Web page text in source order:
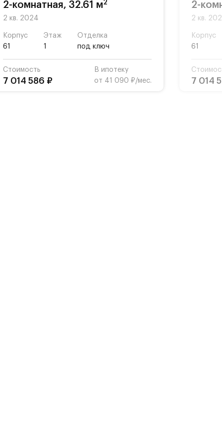
2-комнатная, 32.61 м2
2 кв. 2024
Корпус
61
Этаж
1
Отделка
под ключ
Стоимость
7 014 586 ₽
В ипотеку
от 41 090 ₽/мес.
2-
2 кв.
Корпус
61
7 014